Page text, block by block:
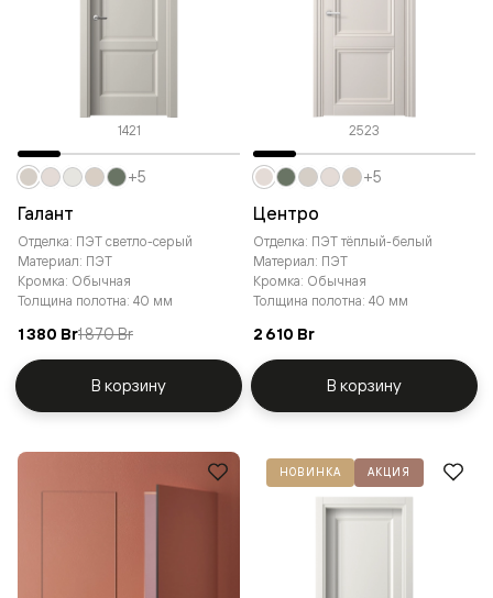
1421
Галант
Отделка: ПЭТ светло-серый
Материал: ПЭТ
Кромка: Обычная
Толщина полотна: 40 мм
1 380 Br1 870 Br
+5
В корзину
2523
Центро
Отделка: ПЭТ тёплый-белый
Материал: ПЭТ
Кромка: Обычная
Толщина полотна: 40 мм
2 610 Br
+5
В корзину
НОВИНКА АКЦИЯ